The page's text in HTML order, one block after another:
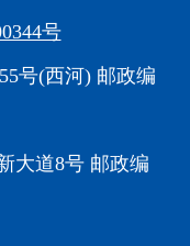
号
号(西河) 邮政编
大道8号 邮政编